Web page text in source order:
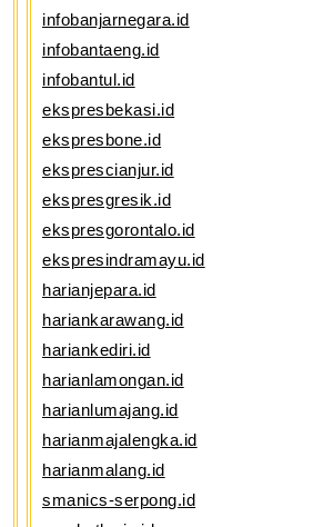
infobanjarnegara.id
infobantaeng.id
infobantul.id
ekspresbekasi.id
ekspresbone.id
eksprescianjur.id
ekspresgresik.id
ekspresgorontalo.id
ekspresindramayu.id
harianjepara.id
hariankarawang.id
hariankediri.id
harianlamongan.id
harianlumajang.id
harianmajalengka.id
harianmalang.id
smanics-serpong.id